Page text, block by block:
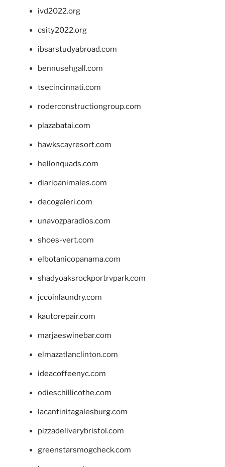
ivd2022.org
csity2022.org
ibsarstudyabroad.com
bennusehgall.com
tsecincinnati.com
roderconstructiongroup.com
plazabatai.com
hawkscayresort.com
hellonquads.com
diarioanimales.com
decogaleri.com
unavozparadios.com
shoes-vert.com
elbotanicopanama.com
shadyoaksrockportrvpark.com
jccoinlaundry.com
kautorepair.com
marjaeswinebar.com
elmazatlanclinton.com
ideacoffeenyc.com
odieschillicothe.com
lacantinitagalesburg.com
pizzadeliverybristol.com
greenstarsmogcheck.com